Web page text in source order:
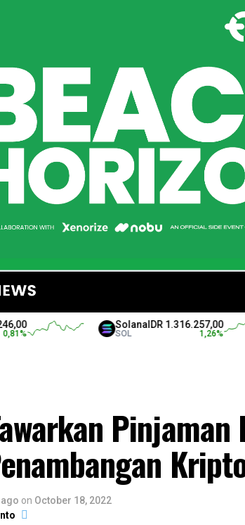
SolanaIDR 1.316.257,00
SOL
Pinjaman
on October 18, 2022